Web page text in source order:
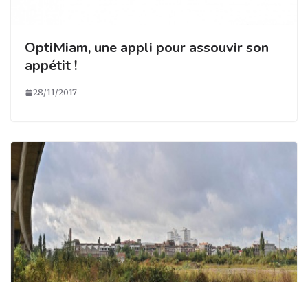
OptiMiam, une appli pour assouvir son
appétit !
28/11/2017